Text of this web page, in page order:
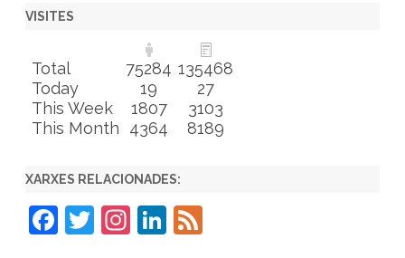
VISITES
Total 75284 135468
Today
19
27
This Week
1807
3103
This Month
4364 8189
XARXES RELACIONADES:
F
T
In Li